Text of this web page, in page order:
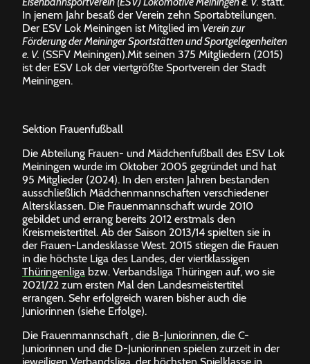
In jenem Jahr besaß der Verein zehn Sportabteilungen.
Der ESV Lok Meiningen ist Mitglied im Verein zur
Förderung der Meininger Sportstätten und Sportgelegenheiten
e. V. (SSFV Meiningen).Mit seinen 375 Mitgliedern (2015)
ist der ESV Lok der viertgrößte Sportverein der Stadt
Meiningen.
Sektion Frauenfußball
Die Abteilung Frauen- und Mädchenfußball des ESV Lok
Meiningen wurde im Oktober 2005 gegründet und hat
95 Mitglieder (2024). In den ersten Jahren bestanden
ausschließlich Mädchenmannschaften verschiedener
Altersklassen. Die Frauenmannschaft wurde 2010
gebildet und errang bereits 2012 erstmals den
Kreismeistertitel. Ab der Saison 2013/14 spielten sie in
der Frauen-Landesklasse West. 2015 stiegen die Frauen
in die höchste Liga des Landes, der viertklassigen
Thüringenliga bzw. Verbandsliga Thüringen auf, wo sie
2021/22 zum ersten Mal den Landesmeistertitel
errangen. Sehr erfolgreich waren bisher auch die
Juniorinnen (siehe Erfolge).
Die Frauenmannschaft , die B-Juniorinnen, die C-
Juniorinnen und die D-Juniorinnen spielen zurzeit in der